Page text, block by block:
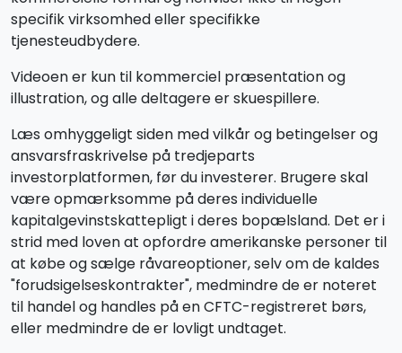
specifik virksomhed eller specifikke
tjenesteudbydere.
Videoen er kun til kommerciel præsentation og
illustration, og alle deltagere er skuespillere.
Læs omhyggeligt siden med vilkår og betingelser og
ansvarsfraskrivelse på tredjeparts
investorplatformen, før du investerer. Brugere skal
være opmærksomme på deres individuelle
kapitalgevinstskattepligt i deres bopælsland. Det er i
strid med loven at opfordre amerikanske personer til
at købe og sælge råvareoptioner, selv om de kaldes
"forudsigelseskontrakter", medmindre de er noteret
til handel og handles på en CFTC-registreret børs,
eller medmindre de er lovligt undtaget.